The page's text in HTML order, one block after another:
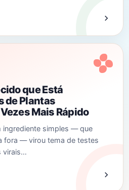
que Está
de Plantas
Mais Rápido
ingrediente simples — que
fora — virou tema de testes
virais…